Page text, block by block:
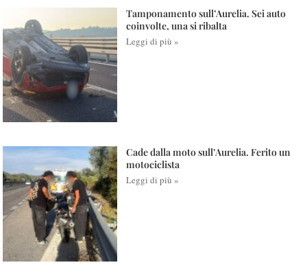
Tamponamento sull’Aurelia. Sei auto
coinvolte, una si ribalta
Leggi di più »
Cade dalla moto sull’Aurelia. Ferito un
motociclista
Leggi di più »